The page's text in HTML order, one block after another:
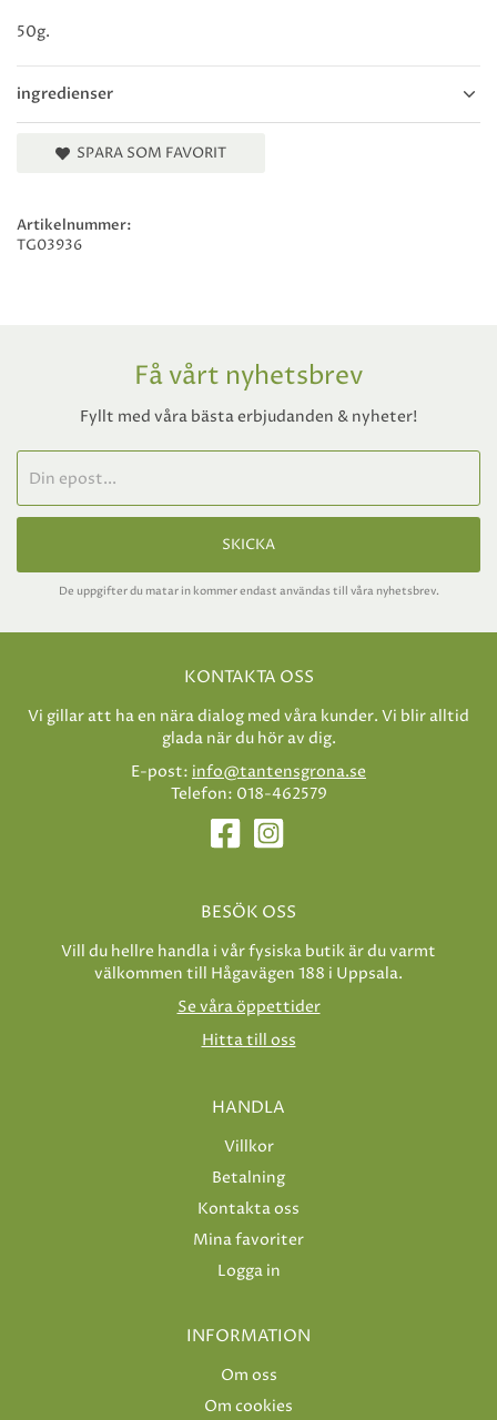
ingredienser
50g.
SPARA SOM FAVORIT
Artikelnummer:
TG03936
Få vårt nyhetsbrev
Fyllt med våra bästa erbjudanden & nyheter!
SKICKA
De uppgifter du matar in kommer endast användas till våra nyhetsbrev.
KONTAKTA OSS
Vi gillar att ha en nära dialog med våra kunder. Vi blir alltid
glada när du hör av dig.
E-post: info@tantensgrona.se
Telefon: 018-462579
BESÖK OSS
Vill du hellre handla i vår fysiska butik är du varmt
välkommen till Hågavägen 188 i Uppsala.
Se våra öppettider
Hitta till oss
HANDLA
Villkor
Betalning
Kontakta oss
Mina favoriter
Logga in
INFORMATION
Om oss
Om cookies